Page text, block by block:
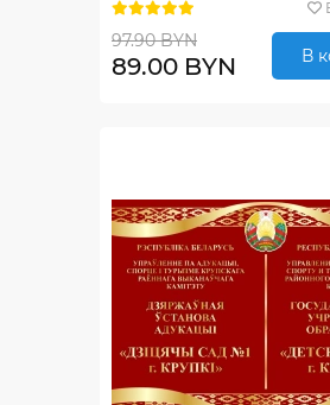
97.90 BYN
89.00 BYN В